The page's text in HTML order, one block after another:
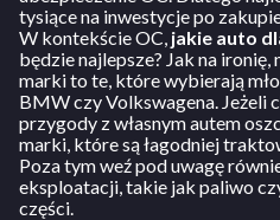
tysiące na inwestycje po
W kontekście OC, jakie auto
będzie najlepsze? Jak na
marki to te, które wybierają
BMW czy Volkswagena. Jeżeli
przygody z własnym autem
marki, które są łagodniej
Poza tym weź pod uwagę
eksploatacji, takie jak paliwo
części.